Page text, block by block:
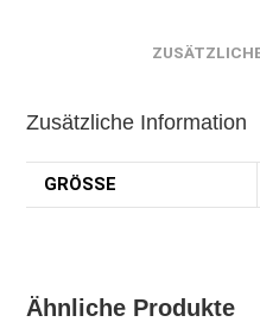
Zusätzliche Information
GRÖSSE
Ähnliche Produkte